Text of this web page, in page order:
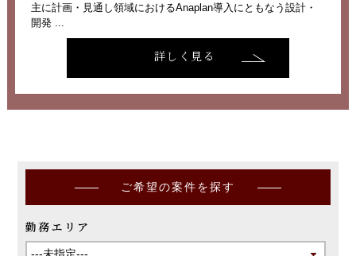
主に計画・見通し領域におけるAnaplan導入にともなう設計・
開発 ...
詳しく見る
ご希望の案件を探す
勤務エリア